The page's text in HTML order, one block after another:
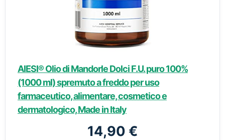
AIESI® Olio di Mandorle Dolci F.U. puro 100%
(1000 ml) spremuto a freddo per uso
farmaceutico, alimentare, cosmetico e
dermatologico, Made in Italy
14,90 €